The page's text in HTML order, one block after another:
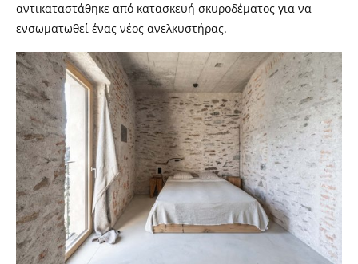
αντικαταστάθηκε από κατασκευή σκυροδέματος για να
ενσωματωθεί ένας νέος ανελκυστήρας.